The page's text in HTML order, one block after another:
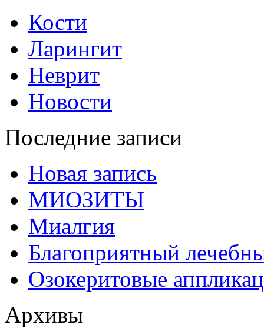
Кости
Ларингит
Неврит
Новости
Последние записи
Новая запись
МИОЗИТЫ
Миалгия
Благоприятный
Озокеритовые
Архивы